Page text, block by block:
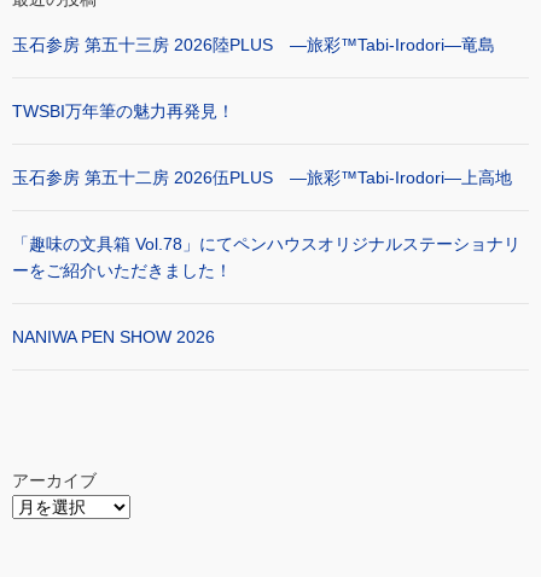
玉石参房 第五十三房 2026陸PLUS ―旅彩™Tabi-Irodori―竜島
TWSBI万年筆の魅力再発見！
玉石参房 第五十二房 2026伍PLUS ―旅彩™Tabi-Irodori―上高地
「趣味の文具箱 Vol.78」にてペンハウスオリジナルステーショナリ
ーをご紹介いただきました！
NANIWA PEN SHOW 2026
アーカイブ